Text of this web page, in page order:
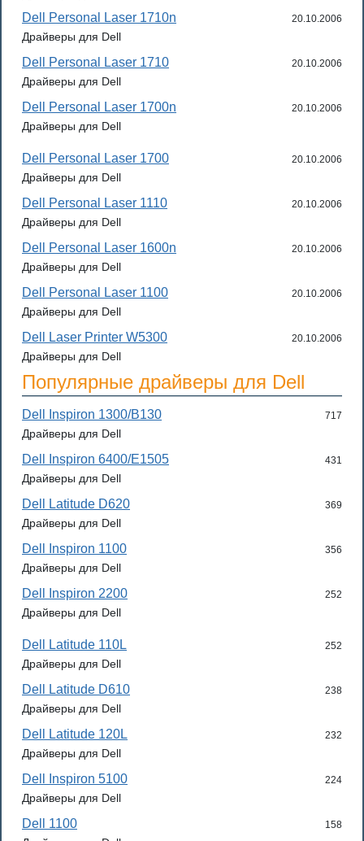
Dell Personal Laser 1710n 20.10.2006
Драйверы для Dell
Dell Personal Laser 1710 20.10.2006
Драйверы для Dell
Dell Personal Laser 1700n 20.10.2006
Драйверы для Dell
Dell Personal Laser 1700 20.10.2006
Драйверы для Dell
Dell Personal Laser 1110 20.10.2006
Драйверы для Dell
Dell Personal Laser 1600n 20.10.2006
Драйверы для Dell
Dell Personal Laser 1100 20.10.2006
Драйверы для Dell
Dell Laser Printer W5300 20.10.2006
Драйверы для Dell
Популярные драйверы для Dell
Dell Inspiron 1300/B130 717
Драйверы для Dell
Dell Inspiron 6400/E1505 431
Драйверы для Dell
Dell Latitude D620 369
Драйверы для Dell
Dell Inspiron 1100 356
Драйверы для Dell
Dell Inspiron 2200 252
Драйверы для Dell
Dell Latitude 110L 252
Драйверы для Dell
Dell Latitude D610 238
Драйверы для Dell
Dell Latitude 120L 232
Драйверы для Dell
Dell Inspiron 5100 224
Драйверы для Dell
Dell 1100 158